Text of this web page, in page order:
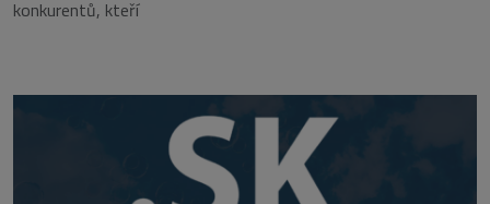
konkurentů, kteří